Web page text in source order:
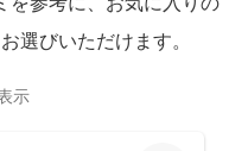
選びいただけます。
示